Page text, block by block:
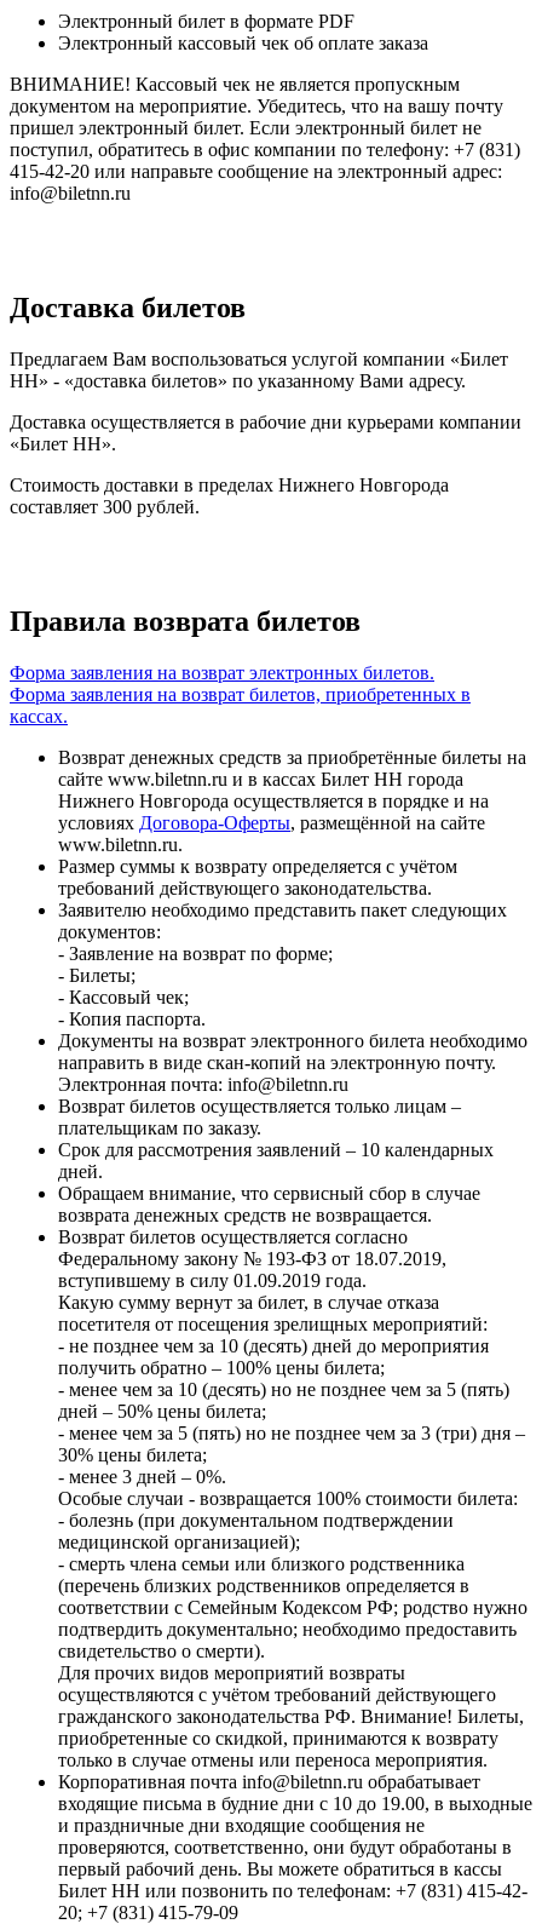
Электронный билет в формате PDF
Электронный кассовый чек об оплате заказа
ВНИМАНИЕ! Кассовый чек не является пропускным
документом на мероприятие. Убедитесь, что на вашу почту
пришел электронный билет. Если электронный билет не
поступил, обратитесь в офис компании по телефону: +7 (831)
415-42-20 или направьте сообщение на электронный адрес:
info@biletnn.ru
Доставка билетов
Предлагаем Вам воспользоваться услугой компании «Билет
НН» - «доставка билетов» по указанному Вами адресу.
Доставка осуществляется в рабочие дни курьерами компании
«Билет НН».
Стоимость доставки в пределах Нижнего Новгорода
составляет 300 рублей.
Правила возврата билетов
Форма заявления на возврат электронных билетов.
Форма заявления на возврат билетов, приобретенных в
кассах.
Возврат денежных средств за приобретённые билеты на
сайте www.biletnn.ru и в кассах Билет НН города
Нижнего Новгорода осуществляется в порядке и на
условиях Договора-Оферты, размещённой на сайте
www.biletnn.ru.
Размер суммы к возврату определяется с учётом
требований действующего законодательства.
Заявителю необходимо представить пакет следующих
документов:
- Заявление на возврат по форме;
- Билеты;
- Кассовый чек;
- Копия паспорта.
Документы на возврат электронного билета необходимо
направить в виде скан-копий на электронную почту.
Электронная почта: info@biletnn.ru
Возврат билетов осуществляется только лицам –
плательщикам по заказу.
Срок для рассмотрения заявлений – 10 календарных
дней.
Обращаем внимание, что сервисный сбор в случае
возврата денежных средств не возвращается.
Возврат билетов осуществляется согласно
Федеральному закону № 193-ФЗ от 18.07.2019,
вступившему в силу 01.09.2019 года.
Какую сумму вернут за билет, в случае отказа
посетителя от посещения зрелищных мероприятий:
- не позднее чем за 10 (десять) дней до мероприятия
получить обратно – 100% цены билета;
- менее чем за 10 (десять) но не позднее чем за 5 (пять)
дней – 50% цены билета;
- менее чем за 5 (пять) но не позднее чем за 3 (три) дня –
30% цены билета;
- менее 3 дней – 0%.
Особые случаи - возвращается 100% стоимости билета:
- болезнь (при документальном подтверждении
медицинской организацией);
- смерть члена семьи или близкого родственника
(перечень близких родственников определяется в
соответствии с Семейным Кодексом РФ; родство нужно
подтвердить документально; необходимо предоставить
свидетельство о смерти).
Для прочих видов мероприятий возвраты
осуществляются с учётом требований действующего
гражданского законодательства РФ. Внимание! Билеты,
приобретенные со скидкой, принимаются к возврату
только в случае отмены или переноса мероприятия.
Корпоративная почта info@biletnn.ru обрабатывает
входящие письма в будние дни с 10 до 19.00, в выходные
и праздничные дни входящие сообщения не
проверяются, соответственно, они будут обработаны в
первый рабочий день. Вы можете обратиться в кассы
Билет НН или позвонить по телефонам: +7 (831) 415-42-
20; +7 (831) 415-79-09